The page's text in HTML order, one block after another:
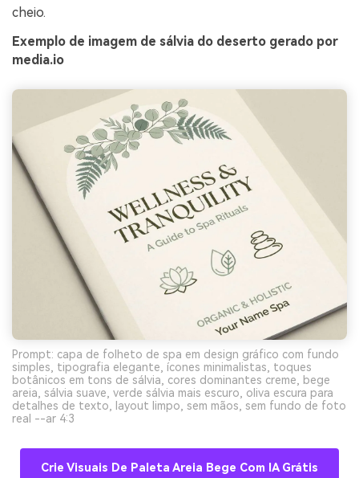
cheio.
Exemplo de imagem de sálvia do deserto gerado por
media.io
Prompt: capa de folheto de spa em design gráfico com fundo
simples, tipografia elegante, ícones minimalistas, toques
botânicos em tons de sálvia, cores dominantes creme, bege
areia, sálvia suave, verde sálvia mais escuro, oliva escura para
detalhes de texto, layout limpo, sem mãos, sem fundo de foto
real --ar 4:3
Crie Visuais De Paleta Areia Bege Com IA Grátis